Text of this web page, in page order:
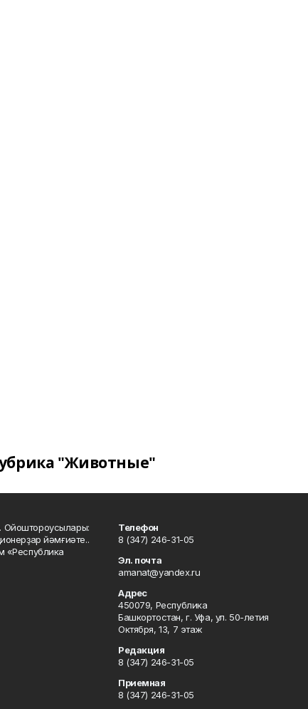
"Животные"
Ойоштороусылары:
йәмғиәте..
«Республика
Телефон
8 (347) 246-31-05
Эл. почта
amanat@yandex.ru
Адрес
450079, Республика
Башкортостан, г. Уфа, ул. 50-летия
Октября, 13, 7 этаж
Редакция
8 (347) 246-31-05
Приемная
8 (347) 246-31-05